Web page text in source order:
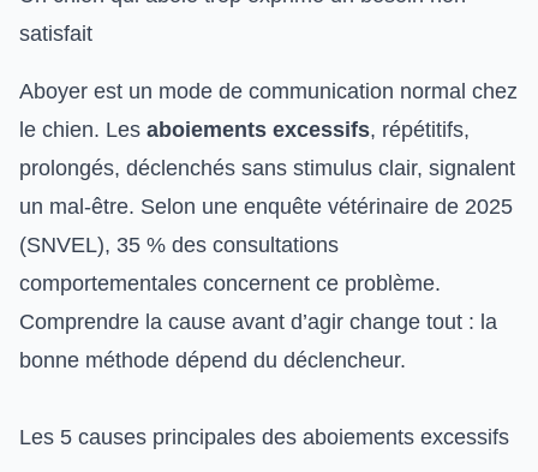
satisfait
Aboyer est un mode de communication normal chez
le chien. Les aboiements excessifs, répétitifs,
prolongés, déclenchés sans stimulus clair, signalent
un mal-être. Selon une enquête vétérinaire de 2025
(SNVEL), 35 % des consultations
comportementales concernent ce problème.
Comprendre la cause avant d’agir change tout : la
bonne méthode dépend du déclencheur.
Les 5 causes principales des aboiements excessifs